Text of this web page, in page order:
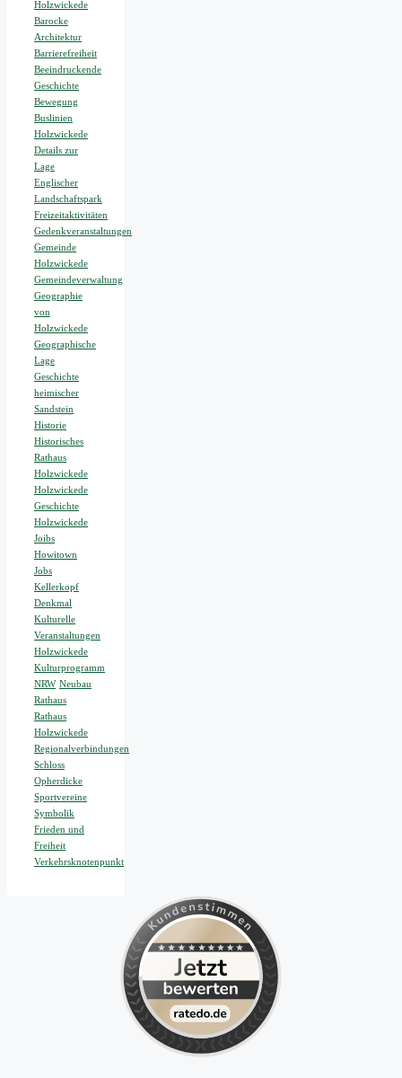
Holzwickede
Barocke
Architektur
Barrierefreiheit
Beeindruckende
Geschichte
Bewegung
Buslinien
Holzwickede
Details zur
Lage
Englischer
Landschaftspark
Freizeitaktivitäten
Gedenkveranstaltungen
Gemeinde
Holzwickede
Gemeindeverwaltung
Geographie
von
Holzwickede
Geographische
Lage
Geschichte
heimischer
Sandstein
Historie
Historisches
Rathaus
Holzwickede
Holzwickede
Geschichte
Holzwickede
Joibs
Howitown
Jobs
Kellerkopf
Denkmal
Kulturelle
Veranstaltungen
Holzwickede
Kulturprogramm
NRW Neubau
Rathaus
Rathaus
Holzwickede
Regionalverbindungen
Schloss
Opherdicke
Sportvereine
Symbolik
Frieden und
Freiheit
Verkehrsknotenpunkt